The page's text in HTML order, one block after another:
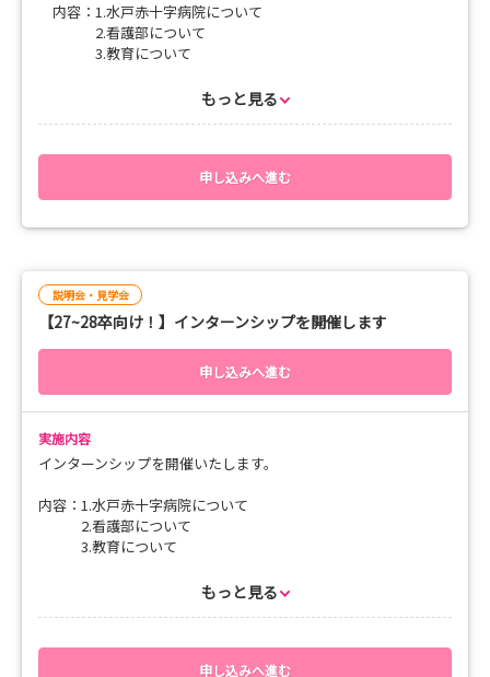
内容：1.水戸赤十字病院について
2.看護部について
3.教育について
5.質疑・意見交換もっと見る
申し込みへ進む
説明会・見学会
【27~28卒向け！】インターンシップを開催します
申し込みへ進む
実施内容
インターンシップを開催いたします。
内容：1.水戸赤十字病院について
2.看護部について
3.教育について
5.先輩との意見交換
持ち物：ユニフォーム、ナースシューズ、名札
※ 昼食はこちらでご用意いたします。
もっと見る
申し込みへ進む